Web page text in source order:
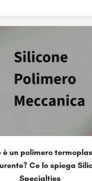
è un polimero
Ce lo spiega
Specialties